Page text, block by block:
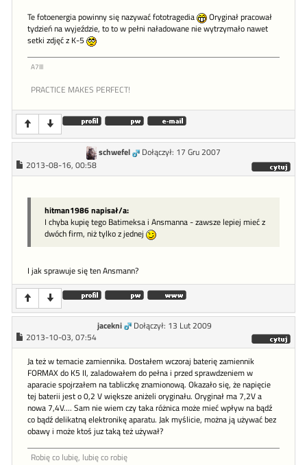
Te fotoenergia powinny się nazywać fototragedia
Oryginał pracował
tydzień na wyjeździe, to to w pełni naładowane nie wytrzymało nawet
setki zdjęć z K-5
A7lll
PRACTICE MAKES PERFECT!
schwefel
Dołączył: 17 Gru 2007
2013-08-16, 00:58
hitman1986 napisał/a:
I chyba kupię tego Batimeksa i Ansmanna - zawsze lepiej mieć z
dwóch firm, niż tylko z jednej
I jak sprawuje się ten Ansmann?
jacekni
Dołączył: 13 Lut 2009
2013-10-03, 07:54
Ja też w temacie zamiennika. Dostałem wczoraj baterię zamiennik
FORMAX do K5 II, zaladowałem do pełna i przed sprawdzeniem w
aparacie spojrzałem na tabliczkę znamionową. Okazało się, że napięcie
tej baterii jest o 0,2 V większe aniżeli oryginału. Oryginał ma 7,2V a
nowa 7,4V.... Sam nie wiem czy taka różnica może mieć wpływ na bądź
co bądź delikatną elektronikę aparatu. Jak myślicie, można ją używać bez
obawy i może ktoś juz taką też używał?
Robię co lubię, lubię co robię